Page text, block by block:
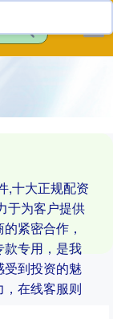
,十大正规配资
于为客户提供
紧密合作，
款专用，是我
受到投资的魅
在线客服则